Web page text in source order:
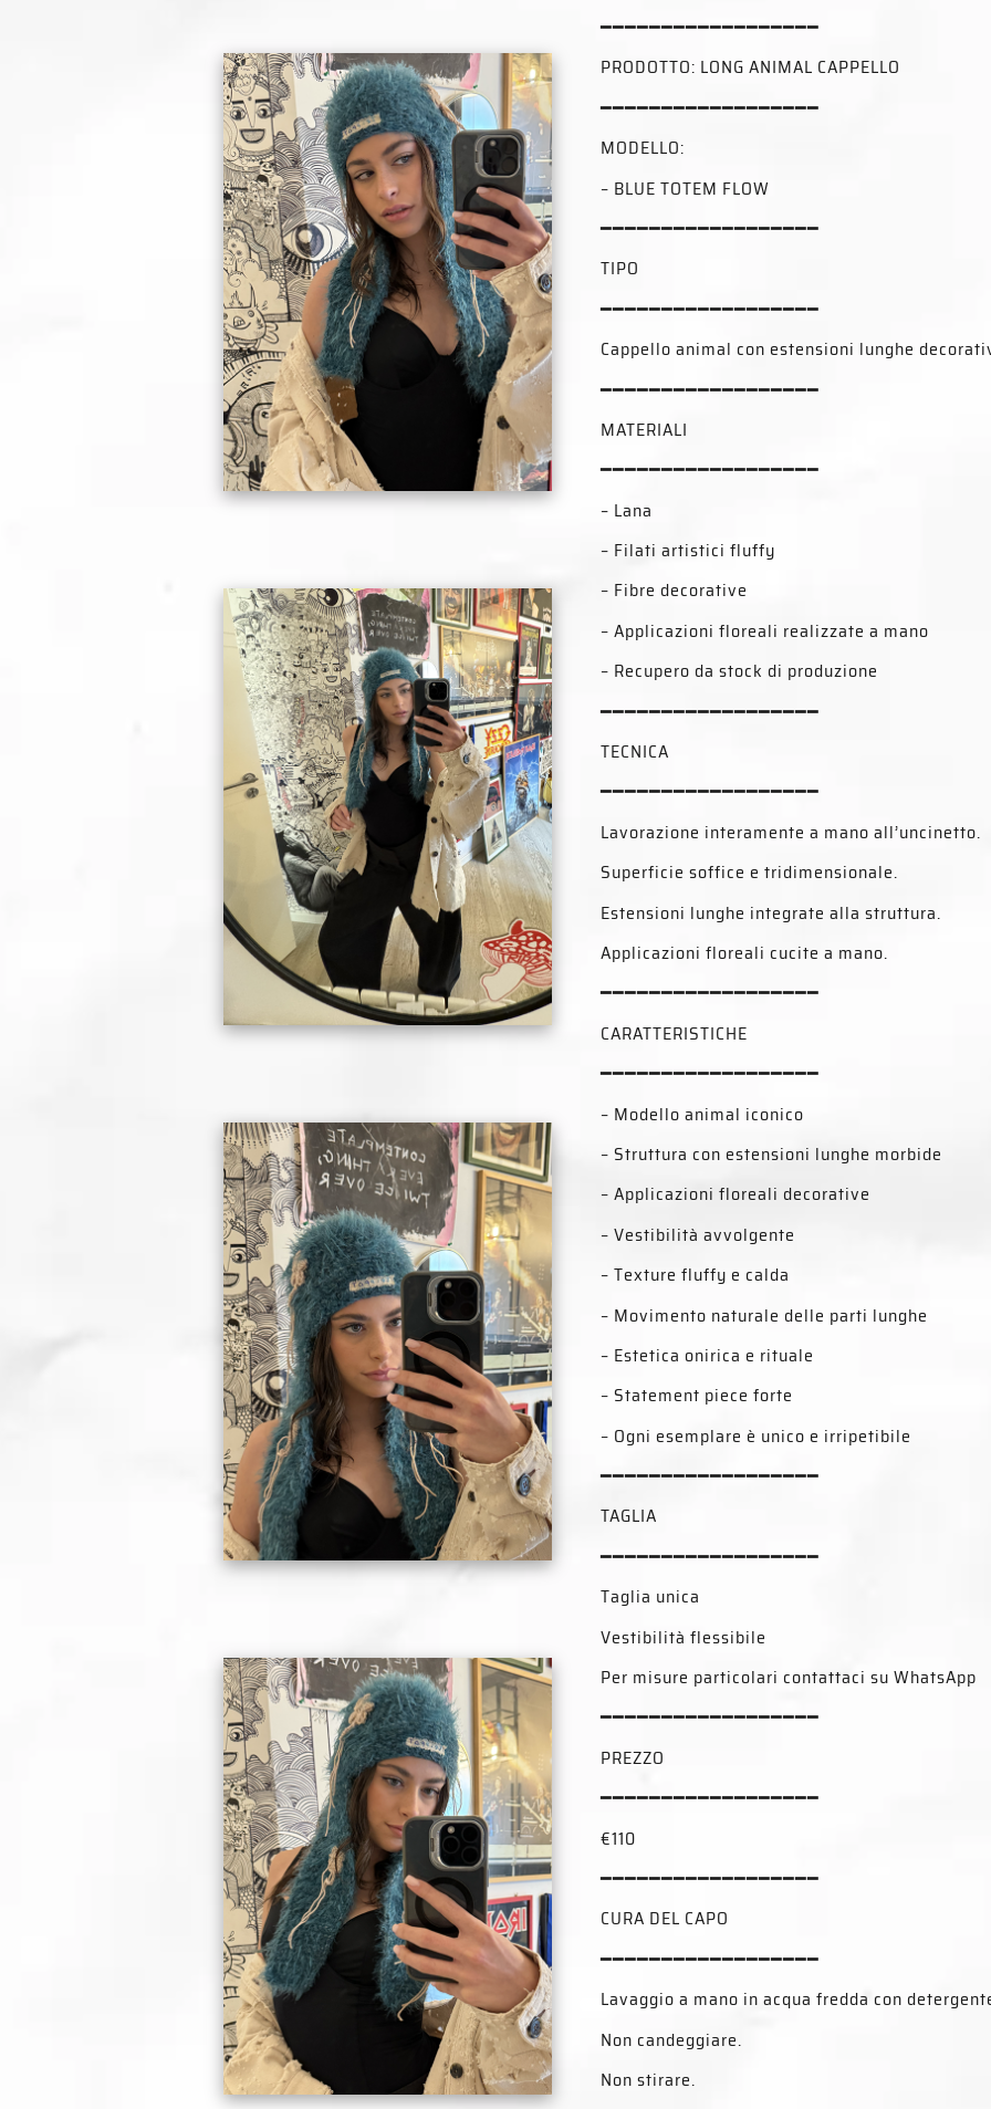
━━━━━━━━━━━━━━━━━━
PRODOTTO: LONG ANIMAL CAPPELLO
━━━━━━━━━━━━━━━━━━
MODELLO:
– BLUE TOTEM FLOW
━━━━━━━━━━━━━━━━━━
TIPO
━━━━━━━━━━━━━━━━━━
Cappello animal con estensioni lunghe
━━━━━━━━━━━━━━━━━━
MATERIALI
━━━━━━━━━━━━━━━━━━
– Lana
– Filati artistici fluffy
– Fibre decorative
– Applicazioni floreali realizzate a mano
– Recupero da stock di produzione
━━━━━━━━━━━━━━━━━━
TECNICA
━━━━━━━━━━━━━━━━━━
Lavorazione interamente a mano all’uncinetto.
Superficie soffice e tridimensionale.
Estensioni lunghe integrate alla struttura.
Applicazioni floreali cucite a mano.
━━━━━━━━━━━━━━━━━━
CARATTERISTICHE
━━━━━━━━━━━━━━━━━━
– Modello animal iconico
– Struttura con estensioni lunghe morbide
– Applicazioni floreali decorative
– Vestibilità avvolgente
– Texture fluffy e calda
– Movimento naturale delle parti lunghe
– Estetica onirica e rituale
– Statement piece forte
– Ogni esemplare è unico e irripetibile
━━━━━━━━━━━━━━━━━━
TAGLIA
━━━━━━━━━━━━━━━━━━
Taglia unica
Vestibilità flessibile
Per misure particolari contattaci su WhatsApp
━━━━━━━━━━━━━━━━━━
PREZZO
━━━━━━━━━━━━━━━━━━
€110
━━━━━━━━━━━━━━━━━━
CURA DEL CAPO
━━━━━━━━━━━━━━━━━━
Lavaggio a mano in acqua fredda con
Non candeggiare.
Non stirare.